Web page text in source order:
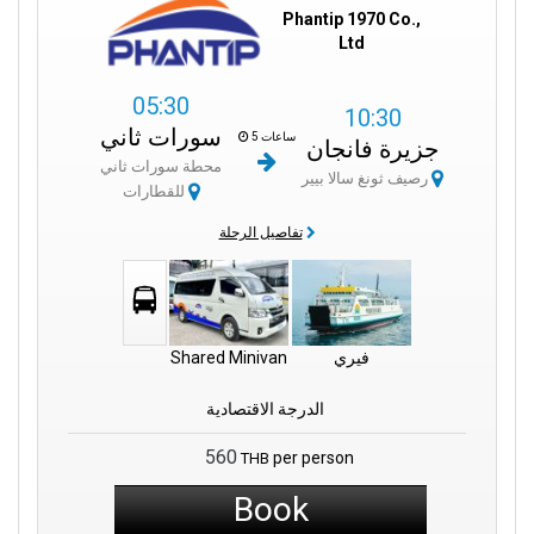
مريحة تعكس سحر الجزيرة الدائم.
Phantip 1970 Co.,
Ltd
05:30
سورات ثاني
محطة سورات ثاني
5 ساعات
10:30
جزيرة فانجان
رصيف ثونغ سالا بيير
تفاصيل الرحلة
Shared Minivan فيري
الدرجة الاقتصادية
560 THB per person
Book